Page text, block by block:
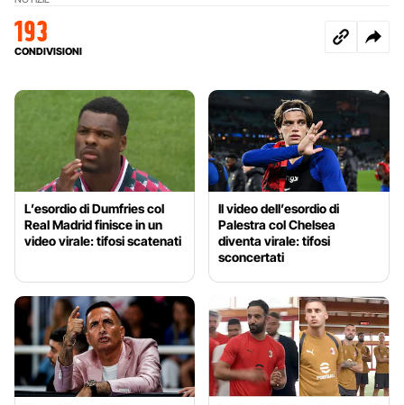
193
CONDIVISIONI
L’esordio di Dumfries col
Real Madrid finisce in un
video virale: tifosi scatenati
Il video dell’esordio di
Palestra col Chelsea
diventa virale: tifosi
sconcertati